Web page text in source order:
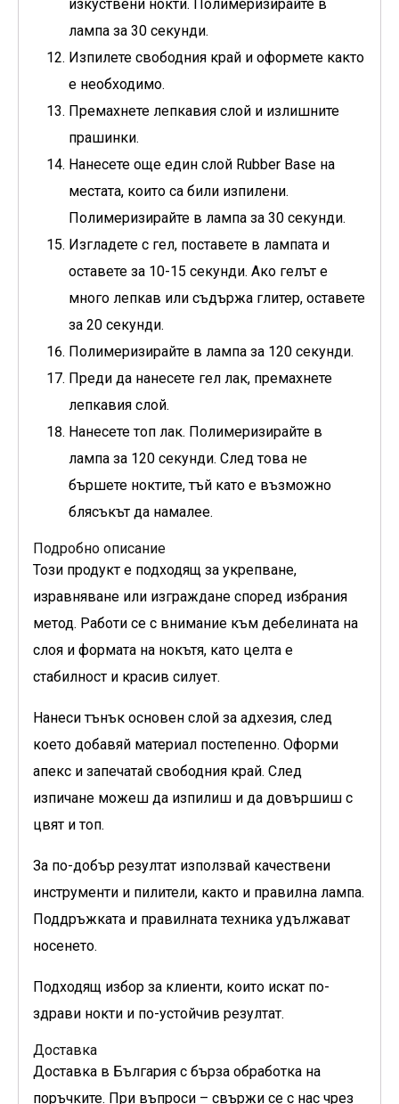
изкуствени нокти. Полимеризирайте в
лампа за 30 секунди.
Изпилете свободния край и оформете както
е необходимо.
Премахнете лепкавия слой и излишните
прашинки.
Нанесете още един слой Rubber Base на
местата, които са били изпилени.
Полимеризирайте в лампа за 30 секунди.
Изгладете с гел, поставете в лампата и
оставете за 10-15 секунди. Ако гелът е
много лепкав или съдържа глитер, оставете
за 20 секунди.
Полимеризирайте в лампа за 120 секунди.
Преди да нанесете гел лак, премахнете
лепкавия слой.
Нанесете топ лак. Полимеризирайте в
лампа за 120 секунди. След това не
бършете ноктите, тъй като е възможно
блясъкът да намалее.
Подробно описание
Този продукт е подходящ за укрепване,
изравняване или изграждане според избрания
метод. Работи се с внимание към дебелината на
слоя и формата на нокътя, като целта е
стабилност и красив силует.
Нанеси тънък основен слой за адхезия, след
което добавяй материал постепенно. Оформи
апекс и запечатай свободния край. След
изпичане можеш да изпилиш и да довършиш с
цвят и топ.
За по-добър резултат използвай качествени
инструменти и пилители, както и правилна лампа.
Поддръжката и правилната техника удължават
носенето.
Подходящ избор за клиенти, които искат по-
здрави нокти и по-устойчив резултат.
Доставка
Доставка в България с бърза обработка на
поръчките. При въпроси – свържи се с нас чрез